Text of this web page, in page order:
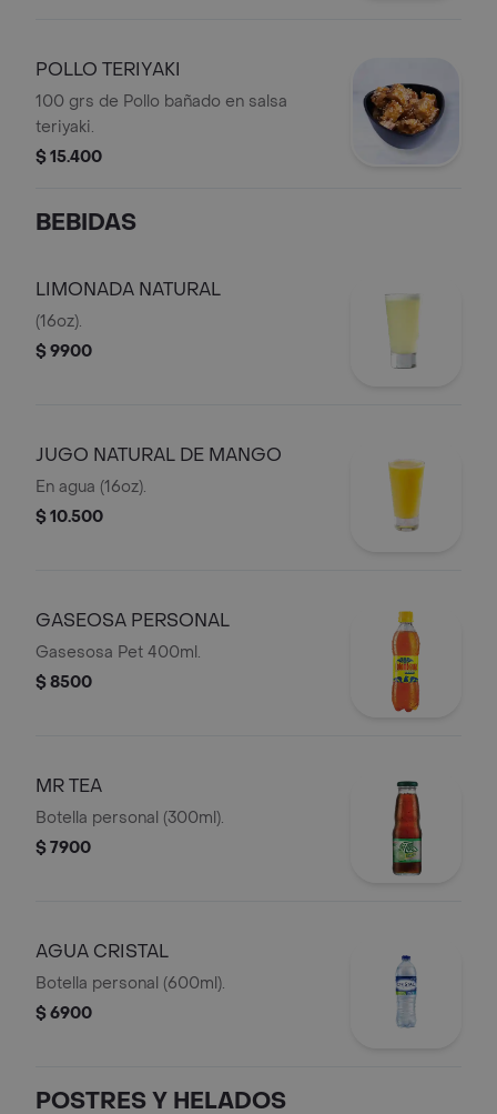
POLLO TERIYAKI
100 grs de Pollo bañado en salsa
teriyaki.
$ 15.400
BEBIDAS
LIMONADA NATURAL
(16oz).
$ 9900
JUGO NATURAL DE MANGO
En agua (16oz).
$ 10.500
GASEOSA PERSONAL
Gasesosa Pet 400ml.
$ 8500
MR TEA
Botella personal (300ml).
$ 7900
AGUA CRISTAL
Botella personal (600ml).
$ 6900
POSTRES Y HELADOS